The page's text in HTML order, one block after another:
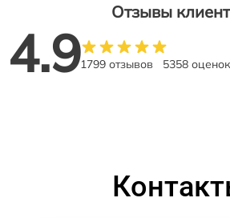
Отзывы
4.91799 отзывов 5358 оценок